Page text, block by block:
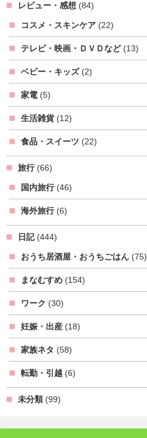
レビュー・感想 (84)
コスメ・スキンケア (22)
テレビ・映画・ＤＶＤなど(13)
ベビー・キッズ(2)
家電 (5)
生活雑貨 (12)
食品・スイーツ (22)
旅行(66)
国内旅行(46)
海外旅行(6)
日記(444)
おうち居酒屋・おうちごはん (75)
まなむすめ (154)
ワーク (30)
妊娠・出産 (18)
家族ネタ (58)
転勤・引越 (6)
未分類 (99)